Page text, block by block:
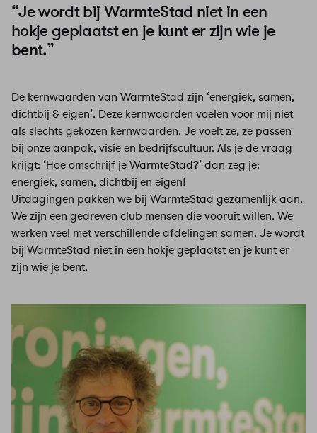
“Je wordt bij WarmteStad niet in een
hokje geplaatst en je kunt er zijn wie je
bent.”
De kernwaarden van WarmteStad zijn ‘energiek, samen,
dichtbij & eigen’. Deze kernwaarden voelen voor mij niet
als slechts gekozen kernwaarden. Je voelt ze, ze passen
bij onze aanpak, visie en bedrijfscultuur. Als je de vraag
krijgt: ‘Hoe omschrijf je WarmteStad?’ dan zeg je:
energiek, samen, dichtbij en eigen!
Uitdagingen pakken we bij WarmteStad gezamenlijk aan.
We zijn een gedreven club mensen die vooruit willen. We
werken veel met verschillende afdelingen samen. Je wordt
bij WarmteStad niet in een hokje geplaatst en je kunt er
zijn wie je bent.